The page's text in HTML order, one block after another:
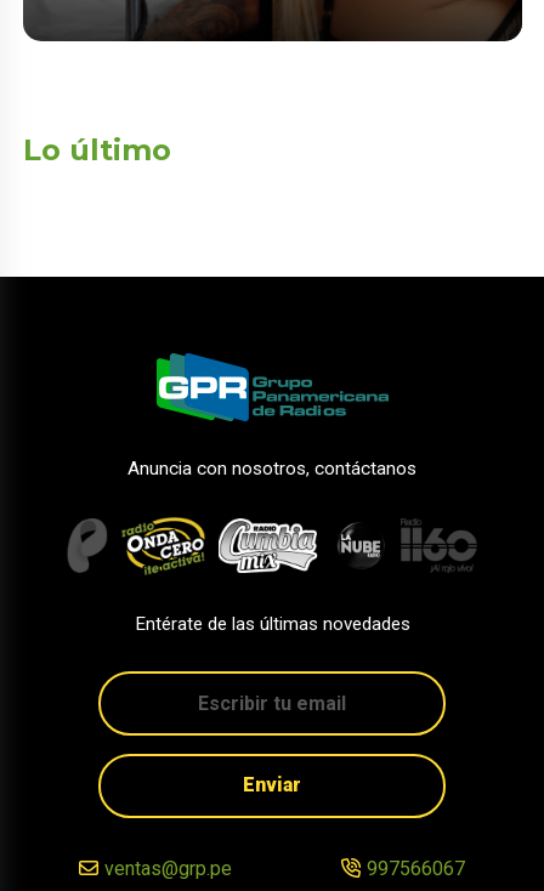
Lo último
Anuncia con nosotros, contáctanos
Entérate de las últimas novedades
Enviar
ventas@grp.pe 997566067